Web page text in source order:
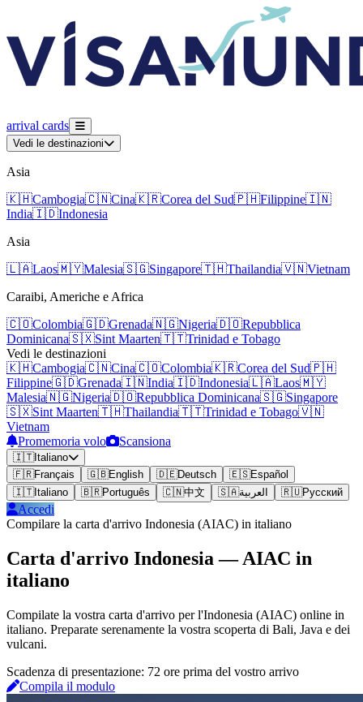
arrival cards
Vedi le destinazioni
Asia
🇰🇭Cambogia🇨🇳Cina🇰🇷Corea del Sud🇵🇭Filippine🇮🇳
India🇮🇩Indonesia
Asia
🇱🇦Laos🇲🇾Malesia🇸🇬Singapore🇹🇭Thailandia🇻🇳Vietnam
Caraibi, Americhe e Africa
🇨🇴Colombia🇬🇩Grenada🇳🇬Nigeria🇩🇴Repubblica
Dominicana🇸🇽Sint Maarten🇹🇹Trinidad e Tobago
Vedi le destinazioni
🇰🇭Cambogia🇨🇳Cina🇨🇴Colombia🇰🇷Corea del Sud🇵🇭
Filippine🇬🇩Grenada🇮🇳India🇮🇩Indonesia🇱🇦Laos🇲🇾
Malesia🇳🇬Nigeria🇩🇴Repubblica Dominicana🇸🇬Singapore
🇸🇽Sint Maarten🇹🇭Thailandia🇹🇹Trinidad e Tobago🇻🇳
Vietnam
Promemoria volo
Scansiona
🇮🇹Italiano
🇫🇷Français 🇬🇧English 🇩🇪Deutsch 🇪🇸Español
🇮🇹Italiano 🇧🇷Português 🇨🇳中文 🇸🇦العربية 🇷🇺Русский
Accedi
Compilare la carta d'arrivo Indonesia (AIAC) in italiano
Carta d'arrivo Indonesia — AIAC in
italiano
Compilate la vostra carta d'arrivo per l'Indonesia (AIAC) online in
italiano. Preparate serenamente la vostra scoperta di Bali, Java e dei
vulcani.
Scadenza di presentazione: 72 ore prima del vostro arrivo
Compila il modulo